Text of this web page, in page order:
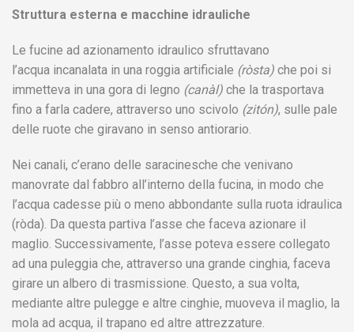
Struttura esterna e macchine idrauliche
Le fucine ad azionamento idraulico sfruttavano
l’acqua incanalata in una roggia artificiale (ròsta) che poi si
immetteva in una gora di legno (canàl) che la trasportava
fino a farla cadere, attraverso uno scivolo (zitón), sulle pale
delle ruote che giravano in senso antiorario.
Nei canali, c’erano delle saracinesche che venivano
manovrate dal fabbro all’interno della fucina, in modo che
l’acqua cadesse più o meno abbondante sulla ruota idraulica
(ròda). Da questa partiva l’asse che faceva azionare il
maglio. Successivamente, l’asse poteva essere collegato
ad una puleggia che, attraverso una grande cinghia, faceva
girare un albero di trasmissione. Questo, a sua volta,
mediante altre pulegge e altre cinghie, muoveva il maglio, la
mola ad acqua, il trapano ed altre attrezzature.